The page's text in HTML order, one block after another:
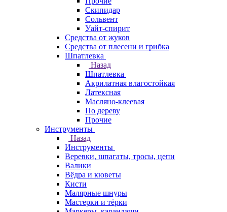
Скипидар
Сольвент
Уайт-спирит
Средства от жуков
Средства от плесени и грибка
Шпатлевка
Назад
Шпатлевка
Акрилатная влагостойкая
Латексная
Масляно-клеевая
По дереву
Прочие
Инструменты
Назад
Инструменты
Веревки, шпагаты, тросы, цепи
Валики
Вёдра и кюветы
Кисти
Малярные шнуры
Мастерки и тёрки